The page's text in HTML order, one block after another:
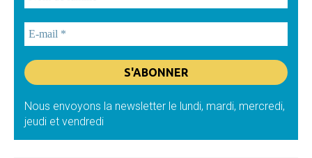
Nous envoyons la newsletter le lundi, mardi, mercredi,
jeudi et vendredi